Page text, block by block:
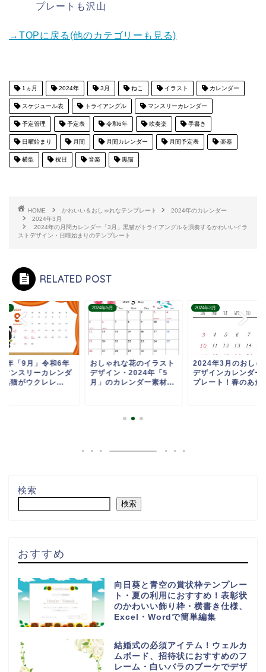
プレートも沢山
→TOPに戻る(他のカテゴリーも見る)
1ヵ月 2024年 3月 ねこ イラスト カレンダー
スケジュール表 トライアングル マンスリーカレンダー
予定管理 予定表 令和6年 吹奏楽 手書き
日曜始まり 月間 月間カレンダー 月間予定表 楽器
横型 祝日 音楽 黒猫
HOME かわいい＆おしゃれなテンプレート
2024年のカレンダー
2024年3月
2024年の月間カレンダー「3月」黒猫がトライアングルを演奏するかわいいイラ
ストデザイン・日曜始まりのテンプレート
RELATED POST
9月
年「9月」令和6年
マンスリーカレンダ
黒猫がウクレレ...
2024年5月
おしゃれな花のイラスト
デザイン・2024年「5
月」のカレンダー素材...
2024年3月
2024年3月のおしゃ
デザインカレンダー
プレート！春のあた
検索
検索
おすすめ
向日葵と青空の賞状枠テンプレー
ト・夏の利用におすすめ！表彰状
のかわいい飾り枠・横書き仕様、
Excel・Wordで簡単編集
結婚式の必須アイテム！ウェルカ
ムボード、招待状におすすめのフ
レーム・白いバラのブーケでデザ